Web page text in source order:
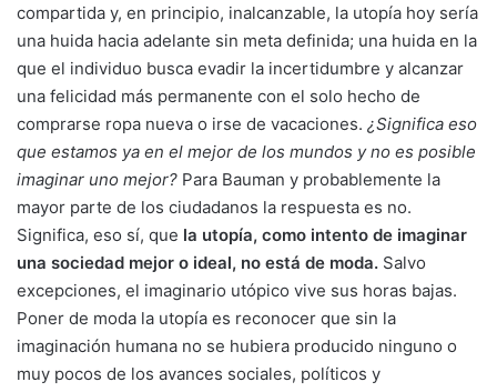
compartida y, en principio, inalcanzable, la utopía hoy sería
una huida hacia adelante sin meta definida; una huida en la
que el individuo busca evadir la incertidumbre y alcanzar
una felicidad más permanente con el solo hecho de
comprarse ropa nueva o irse de vacaciones. ¿Significa eso
que estamos ya en el mejor de los mundos y no es posible
imaginar uno mejor? Para Bauman y probablemente la
mayor parte de los ciudadanos la respuesta es no.
Significa, eso sí, que la utopía, como intento de imaginar
una sociedad mejor o ideal, no está de moda. Salvo
excepciones, el imaginario utópico vive sus horas bajas.
Poner de moda la utopía es reconocer que sin la
imaginación humana no se hubiera producido ninguno o
muy pocos de los avances sociales, políticos y